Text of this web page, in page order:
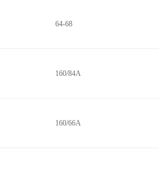
64-68
160/84A
160/66A